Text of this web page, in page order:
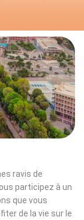
ravis de
participez à un
que vous
de la vie sur le